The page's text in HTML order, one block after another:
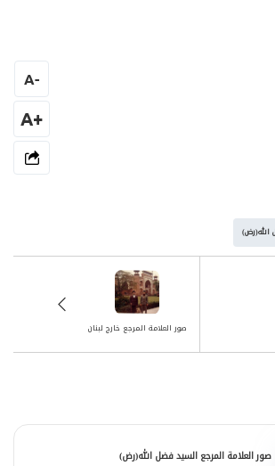
-
A
+A
الله(رض)
صور العلامة المرجع خارج لبنان
صور العلامة المرجع السيد فضل الله(رض)